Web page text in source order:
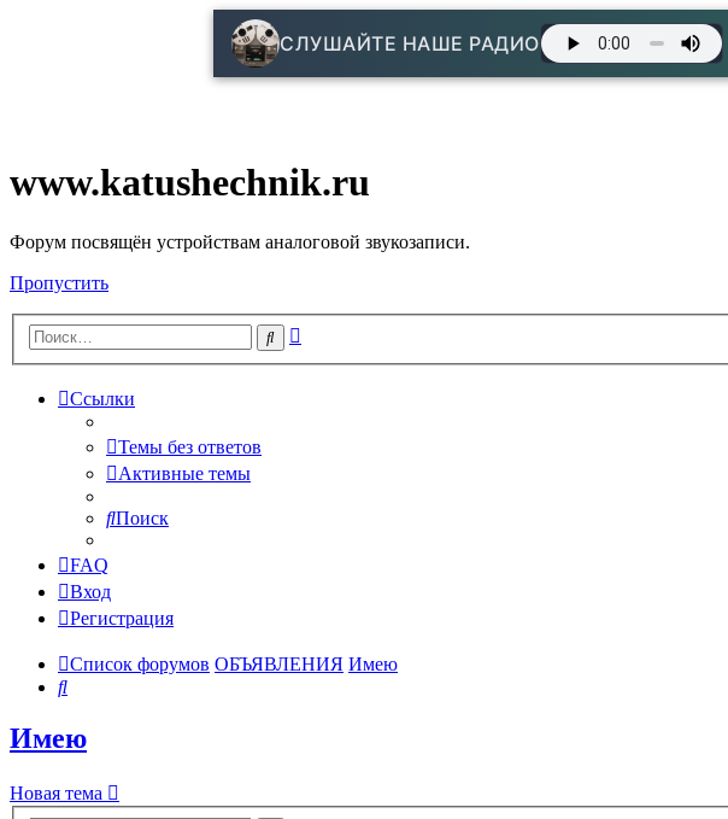
СЛУШАЙТЕ НАШЕ РАДИО
www.katushechnik.ru
Форум посвящён устройствам аналоговой звукозаписи.
Пропустить
Поиск
Ссылки
Темы без ответов
Активные темы
Поиск
FAQ
Вход
Регистрация
Список форумов ОБЪЯВЛЕНИЯ Имею
Поиск
Имею
Новая тема